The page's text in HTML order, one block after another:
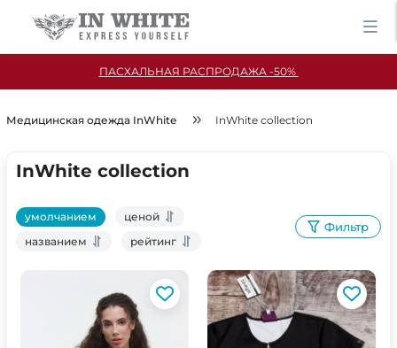
ПАСХАЛЬНАЯ РАСПРОДАЖА -50%
Медицинская одежда InWhite InWhite collection
InWhite collection
умолчанием
ценой
названием
рейтинг
Фильтр